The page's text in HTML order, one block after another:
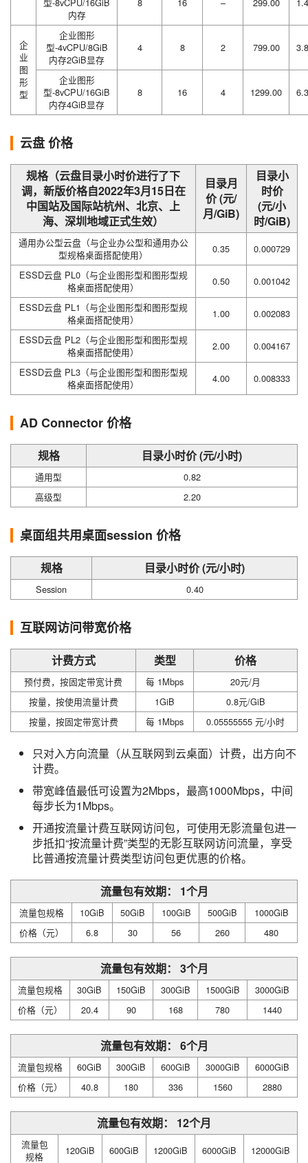
内存
企
业
图
形
型
企业图形
型-4vCPU/8GiB
内存2GiB显存
4 8 2 799.00
企业图形
型-8vCPU/16GiB
内存4GiB显存
8 16 4 1299.00
云盘 价格
规格（云盘目录小时价进行了下
调，新版价格自2022年3月15日在
中国站及国际站杭州、北京、上
海、深圳地域正式生效）
目录月
价 (元/
月/GiB)
目录小
时价
(元/小
时/GiB)
通用办公型云盘（与企业办公型和通用办公
型规格桌面搭配使用）
0.35
0.000729
ESSD云盘 PL0（与企业图形型和图形型规
格桌面搭配使用）
0.50
0.001042
ESSD云盘 PL1（与企业图形型和图形型规
格桌面搭配使用）
1.00
0.002083
ESSD云盘 PL2（与企业图形型和图形型规
格桌面搭配使用）
2.00
0.004167
ESSD云盘 PL3（与企业图形型和图形型规
格桌面搭配使用）
4.00 0.008333
AD Connector 价格
规格 目录小时价 (元/小时)
通用型
0.82
高级型
2.20
桌面组共用桌面session 价格
规格 目录小时价 (元/小时)
Session 0.40
互联网访问带宽价格
计费方式 类型 价格
预付费，按固定带宽计费 每 1Mbps
20元/月
按量，按使用流量计费
1GiB
0.8元/GiB
按量，按固定带宽计费
每 1Mbps 0.05555555 元/小时
只对入方向流量（从互联网到云桌面）计费，出方向不
计费。
带宽峰值最低可设置为2Mbps，最高1000Mbps，中间
每步长为1Mbps。
开通按流量计费互联网访问包，可使用无影流量包进一
步抵扣“按流量计费”类型的无影互联网访问流量，享受
比普通按流量计费类型访问包更优惠的价格。
流量包有效期： 1个月
流量包规格 10GiB 50GiB 100GiB 500GiB
1000GiB
价格（元）
6.8 30 56 260 480
流量包有效期： 3个月
流量包规格 30GiB 150GiB 300GiB 1500GiB
3000GiB
价格（元）
20.4 90 168 780 1440
流量包有效期： 6个月
流量包规格 60GiB 300GiB 600GiB 3000GiB
6000GiB
价格（元）
40.8 180 336 1560 2880
流量包有效期： 12个月
流量包
规格
120GiB 600GiB 1200GiB 6000GiB
12000GiB